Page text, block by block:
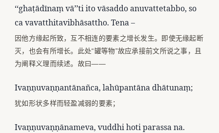
‘‘ghaṭādīnaṃ vā’’ti ito vāsaddo anuvattetabbo, so
ca vavatthitavibhāsattho. Tena –
因他方缘起所致，互不相连的要素之增长发生。即使无缘起断
灭，也会有所增长。此处“罐等物”故应承接前文所说之事，且
为阐释义理而续述。故曰——
Ivaṇṇuvaṇṇantānañca, lahūpantāna dhātunaṃ;
犹如形状多样而轻盈减弱的要素；
Ivaṇṇuvaṇṇānameva, vuddhi hoti parassa na.